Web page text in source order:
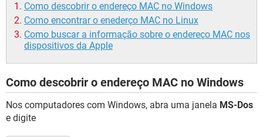
Como descobrir o endereço MAC no Windows
Como encontrar o enederço MAC no Linux
Como buscar a informação sobre o endereço MAC nos
dispositivos da Apple
Como descobrir o endereço MAC no Windows
Nos computadores com Windows, abra uma janela MS-Dos
e digite